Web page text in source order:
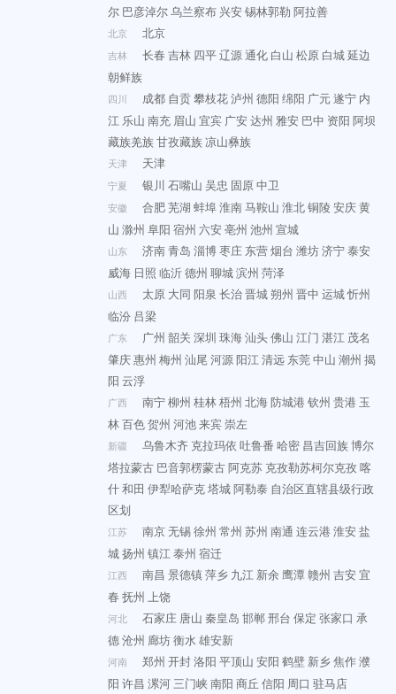
尔 巴彦淖尔乌兰察布 兴安锡林郭勒 阿拉善
北京 北京
吉林 长春 吉林 四平辽源通化 白山 松原 白城延边
朝鲜族
四川 成都 自贡攀枝花泸州 德阳 绵阳 广元遂宁 内
江 乐山 南充 眉山 宜宾 广安达州 雅安 巴中 资阳 阿坝
藏族羌族甘孜藏族凉山彝族
天津 天津
宁夏 银川 石嘴山 吴忠 固原中卫
安徽 合肥芜湖 蚌埠淮南马鞍山 淮北铜陵 安庆黄
山 滁州 阜阳 宿州 六安亳州 池州 宣城
山东 济南青岛 淄博枣庄 东营烟台 潍坊济宁泰安
威海 日照 临沂德州 聊城滨州 菏泽
山西 太原 大同 阳泉 长治晋城朔州 晋中 运城忻州
临汾 吕梁
广东 广州 韶关 深圳 珠海汕头佛山 江门 湛江 茂名
肇庆惠州 梅州 汕尾 河源阳江清远 东莞中山 潮州 揭
阳 云浮
广西 南宁柳州 桂林梧州 北海防城港钦州 贵港 玉
林百色贺州 河池来宾崇左
新疆 乌鲁木齐 克拉玛依 吐鲁番 哈密 昌吉回族博尔
塔拉蒙古 巴音郭楞蒙古阿克苏 克孜勒苏柯尔克孜喀
什和田 伊犁哈萨克塔城阿勒泰 自治区直辖县级行政
区划
江苏 南京无锡徐州 常州 苏州 南通 连云港淮安盐
城扬州 镇江泰州 宿迁
江西 南昌 景德镇萍乡 九江 新余鹰潭赣州 吉安宜
春 抚州 上饶
河北 石家庄 唐山 秦皇岛 邯郸邢台 保定 张家口 承
德沧州 廊坊衡水雄安新
河南 郑州 开封洛阳 平顶山 安阳 鹤壁 新乡焦作濮
阳 许昌 漯河三门峡南阳 商丘 信阳 周口 驻马店